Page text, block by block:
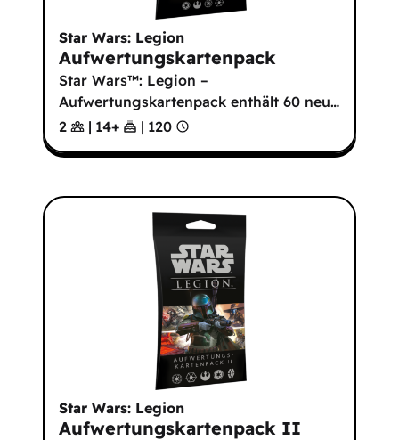
Star Wars: Legion
Aufwertungskartenpack
Star Wars™: Legion –
Aufwertungskartenpack enthält 60 neu…
2
| 14+ | 120
Star Wars: Legion
Aufwertungskartenpack II